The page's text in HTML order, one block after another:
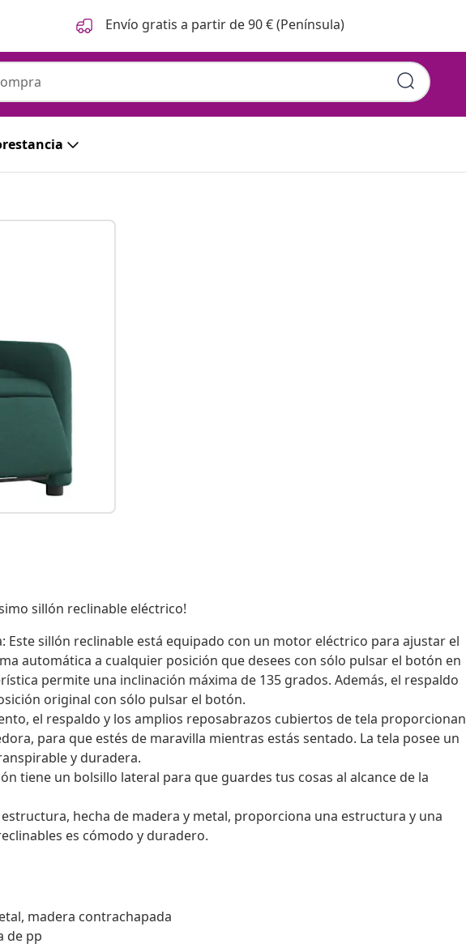
Envío gratis a partir de 90 € (Península)
sillón reclinable eléctrico!
Este sillón reclinable está equipado con un motor eléctrico para ajustar el
automática a cualquier posición que desees con sólo pulsar el botón en
permite una inclinación máxima de 135 grados. Además, el respaldo
original con sólo pulsar el botón.
el respaldo y los amplios reposabrazos cubiertos de tela proporcionan
para que estés de maravilla mientras estás sentado. La tela posee un
y duradera.
tiene un bolsillo lateral para que guardes tus cosas al alcance de la
hecha de madera y metal, proporciona una estructura y una
es cómodo y duradero.
madera contrachapada
de pp